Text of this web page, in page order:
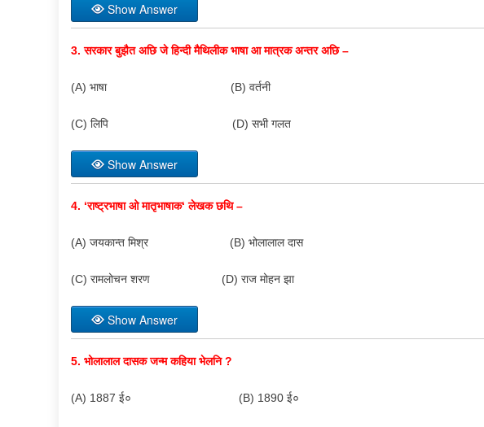
Show Answer
3.सरकार बुझैत अछि जे हिन्दी मैथिलीक भाषा आ मात्रक अन्तर अछि –
(A) भाषा (B) वर्तनी
(C) लिपि (D) सभी गलत
Show Answer
4. ‘राष्ट्रभाषा ओ मातृभाषाक‘लेखक छथि –
(A) जयकान्त मिश्र (B) भोलालाल दास
(C) रामलोचन शरण (D) राज मोहन झा
Show Answer
5. भोलालाल दासक जन्म कहिया भेलनि?
(A) 1887 ई० (B) 1890 ई०